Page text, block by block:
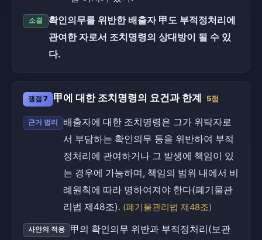
소결
확인의무를 위반한 배출자 甲도 부적정처리에
관여한 자로서 조치명령의 상대방이 될 수 있
다.
쟁점 7 甲에 대한 조치명령의 요건과 한계 5점
근거 법리
배출자에 대한 조치명령은 그가 위탁자로
서 부담하는 확인의무 등을 위반하여 부적
정처리에 관여하거나 그 발생에 책임이 있
는 경우에 가능하며, 책임의 범위 내에서 비
례원칙에 따라 명하여져야 한다(폐기물관
리법 제48조). (폐기물관리법 제48조)
사안의 적용
甲의 확인의무 위반과 부적정처리(보관